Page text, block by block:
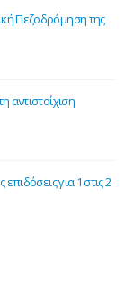
Πεζοδρόμηση της
αντιστοίχιση
για 1 στις 2